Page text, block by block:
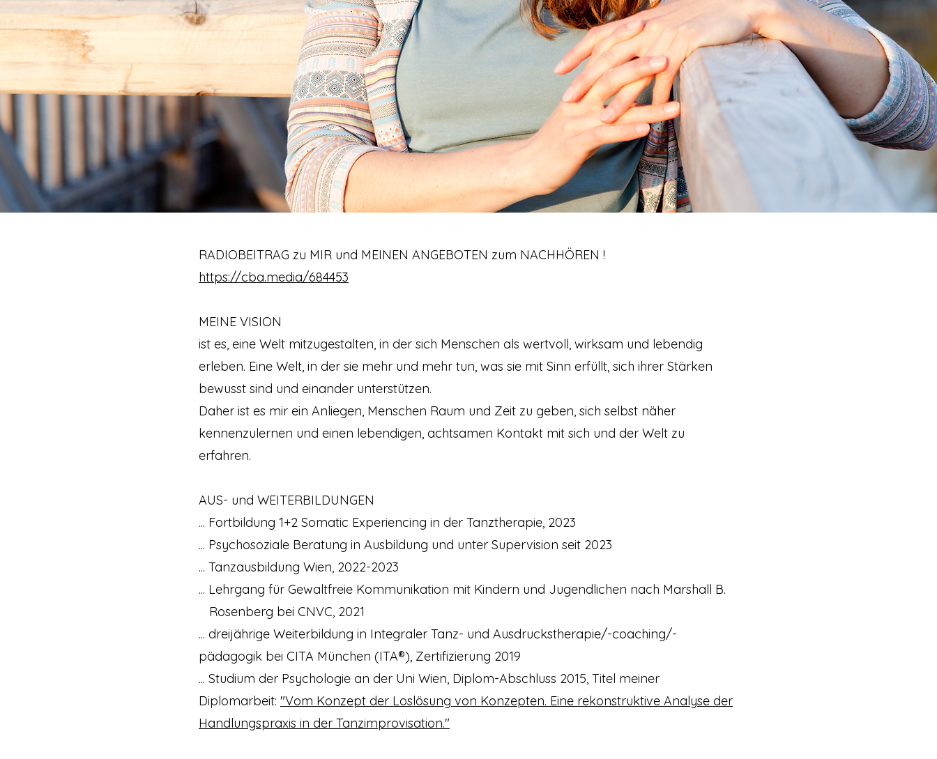
RADIOBEITRAG zu MIR und MEINEN ANGEBOTEN zum NACHHÖREN !
​https://cba.media/684453
MEINE VISION
ist es, eine Welt mitzugestalten, in der sich Menschen als wertvoll, wirksam und lebendig
erleben. Eine Welt, in der sie mehr und mehr tun, was sie mit Sinn erfüllt, sich ihrer Stärken
bewusst sind und einander unterstützen.
Daher ist es mir ein Anliegen, Menschen Raum und Zeit zu geben, sich selbst näher
kennenzulernen und einen lebendigen, achtsamen Kontakt mit sich und der Welt zu
erfahren.
AUS- und WEITERBILDUNGEN
... Fortbildung 1+2 Somatic Experiencing in der Tanztherapie, 2023
... Psychosoziale Beratung in Ausbildung und unter Supervision seit 2023
... Tanzausbildung Wien, 2022-2023
... Lehrgang für Gewaltfreie Kommunikation mit Kindern und Jugendlichen nach Marshall B.
Rosenberg bei CNVC, 2021
... dreijährige Weiterbildung in Integraler Tanz- und Ausdruckstherapie/-coaching/-
pädagogik bei CITA München (ITA®), Zertifizierung 2019
... Studium der Psychologie an der Uni Wien, Diplom-Abschluss 2015, Titel meiner
Diplomarbeit: "Vom Konzept der Loslösung von Konzepten. Eine rekonstruktive Analyse der
Handlungspraxis in der Tanzimprovisation."